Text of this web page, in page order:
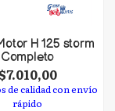
H 125 storm
Completo
de calidad con envío
rápido